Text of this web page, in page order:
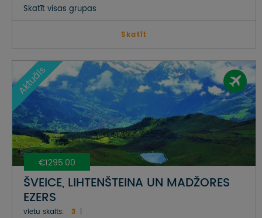
Skatīt visas grupas
Skatīt
€1295.00
Aktuāls
ŠVEICE, LIHTENŠTEINA UN MADŽORES
EZERS
vietu skaits:
3